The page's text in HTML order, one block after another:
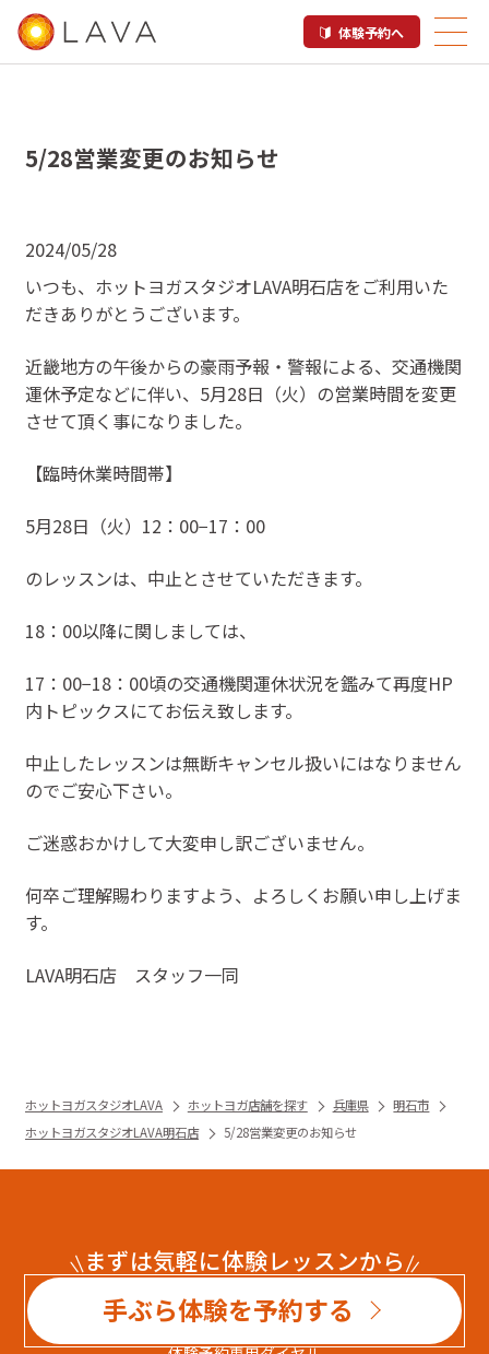
体験予約へ
5/28営業変更のお知らせ
2024/05/28
いつも、ホットヨガスタジオLAVA明石店をご利用いた
だきありがとうございます。
近畿地方の午後からの豪雨予報・警報による、交通機関
運休予定などに伴い、5月28日（火）の営業時間を変更
させて頂く事になりました。
【臨時休業時間帯】
5月28日（火）12：00−17：00
のレッスンは、中止とさせていただきます。
18：00以降に関しましては、
17：00−18：00頃の交通機関運休状況を鑑みて再度HP
内トピックスにてお伝え致します。
中止したレッスンは無断キャンセル扱いにはなりません
のでご安心下さい。
ご迷惑おかけして大変申し訳ございません。
何卒ご理解賜わりますよう、よろしくお願い申し上げま
す。
LAVA明石店 スタッフ一同
ホットヨガスタジオLAVA ホットヨガ店舗を探す 兵庫県
明石市
ホットヨガスタジオLAVA明石店
5/28営業変更のお知らせ
まずは気軽に体験レッスンから
手ぶら体験を予約する